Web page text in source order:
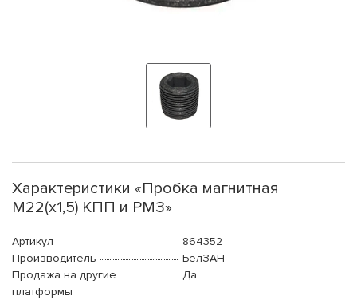
Характеристики «Пробка магнитная
М22(х1,5) КПП и РМЗ»
Артикул
864352
Производитель
БелЗАН
Продажа на другие
платформы
Да